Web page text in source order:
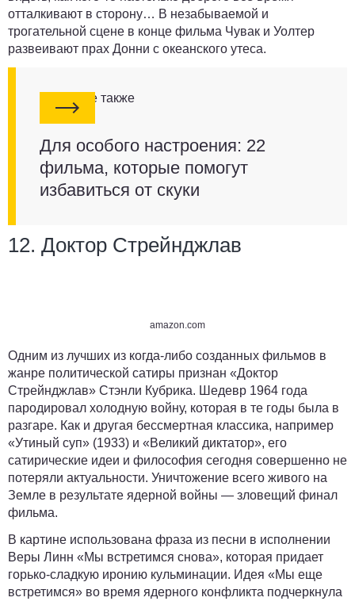
отталкивают в сторону… В незабываемой и
трогательной сцене в конце фильма Чувак и Уолтер
развеивают прах Донни с океанского утеса.
Смотрите также
Для особого настроения: 22
фильма, которые помогут
избавиться от скуки
12. Доктор Стрейнджлав
amazon.com
Одним из лучших из когда-либо созданных фильмов в
жанре политической сатиры признан «Доктор
Стрейнджлав» Стэнли Кубрика. Шедевр 1964 года
пародировал холодную войну, которая в те годы была в
разгаре. Как и другая бессмертная классика, например
«Утиный суп» (1933) и «Великий диктатор», его
сатирические идеи и философия сегодня совершенно не
потеряли актуальности. Уничтожение всего живого на
Земле в результате ядерной войны — зловещий финал
фильма.
В картине использована фраза из песни в исполнении
Веры Линн «Мы встретимся снова», которая придает
горько-сладкую иронию кульминации. Идея «Мы еще
встретимся» во время ядерного конфликта подчеркнула